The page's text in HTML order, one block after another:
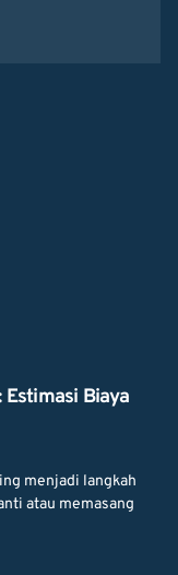
Estimasi Biaya
menjadi langkah
atau memasang